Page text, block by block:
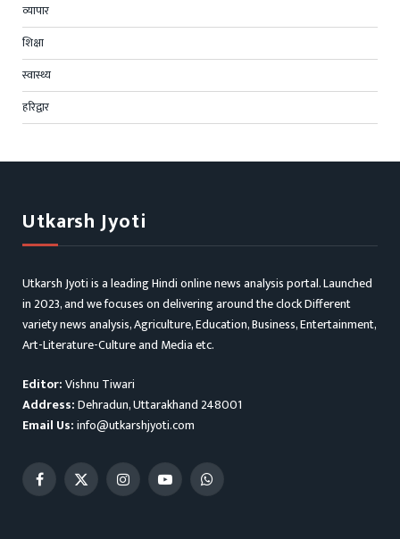
व्यापार
शिक्षा
स्वास्थ्य
हरिद्वार
Utkarsh Jyoti
Utkarsh Jyoti is a leading Hindi online news analysis portal. Launched
in 2023, and we focuses on delivering around the clock Different
variety news analysis, Agriculture, Education, Business, Entertainment,
Art-Literature-Culture and Media etc.
Editor:Vishnu Tiwari
Address:Dehradun, Uttarakhand 248001
Email Us:info@utkarshjyoti.com
Facebook
X
InstagramYouTubeWhatsApp